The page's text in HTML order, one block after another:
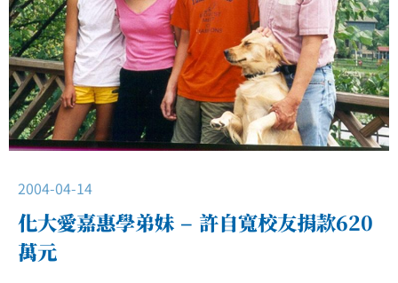
2004-04-14
化大愛嘉惠學弟妹 – 許自寬校友捐款620
萬元